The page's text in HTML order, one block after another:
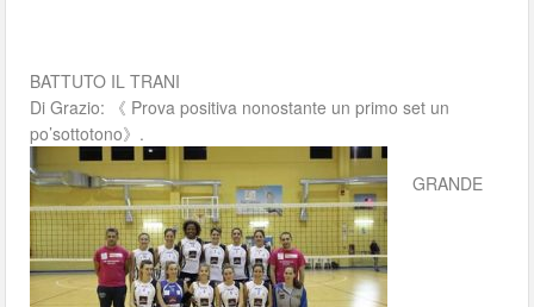
BATTUTO IL TRANI
Di Grazio: 《 Prova positiva nonostante un primo set un
po’sottotono》.
GRANDE